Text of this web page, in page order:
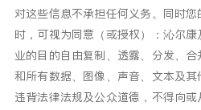
对这些信息不承担任何义务。同时
时，可视为同意（或授权）：沁尔
业的目的自由复制、透露、分发、
和所有数据、图像、声音、文本及
违背法律法规及公众道德，不得向或